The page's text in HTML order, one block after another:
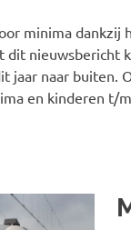
minima dankzij
dit nieuwsbericht
jaar naar buiten.
en kinderen t/